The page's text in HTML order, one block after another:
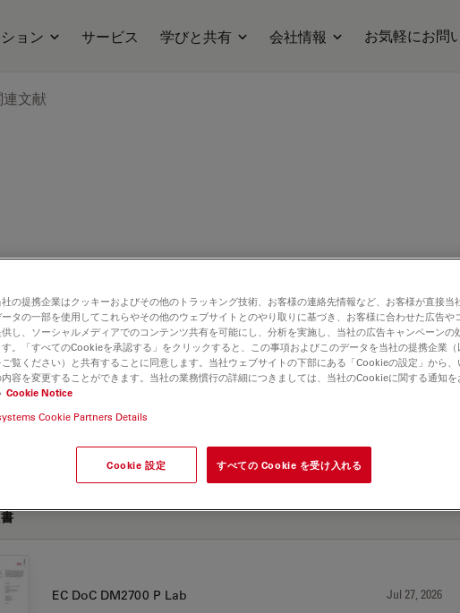
ョン サービス 学びと共有 会社情報 お気軽にお問
連文献
EC DoC DM2700 P Lab Jul 27, 2026
の提携企業はクッキーおよびその他のトラッキング技術、お客様の連絡先情報など、お客様が直接当
タの一部を使用してこれらやその他のウェブサイトとのやり取りに基づき、お客様に合わせた広告や
し、ソーシャルメディアでのコンテンツ共有を可能にし、分析を実施し、当社の広告キャンペーンの
。「すべてのCookieを承認する」をクリックすると、この事項およびこのデータを当社の提携企業（
覧ください）と共有することに同意します。当社ウェブサイトの下部にある「Cookieの設定」から、
容を変更することができます。当社の業務慣行の詳細につきましては、当社のCookieに関する通知を
Cookie Notice
Cookie Partners Details
Cookie 設定 すべての Cookie を受け入れる